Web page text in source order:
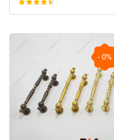
- 0%